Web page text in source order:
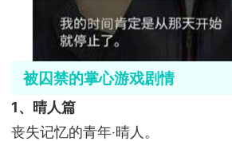
被囚禁的掌心游戏剧情
1、晴人篇
丧失记忆的青年‧晴人。